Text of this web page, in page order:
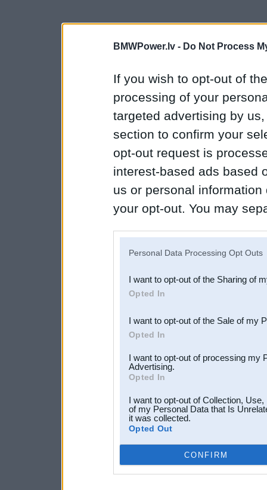
BMWPower.lv - Do Not Process
If you wish to opt-out of
processing of your
targeted advertising by
section to confirm your
opt-out request is
interest-based ads based
us or personal
your opt-out. You may
Downstream Participants
third parties.
Personal Data Processing Opt Outs
I want to opt-out of the Sharing of
Opted In
I want to opt-out of the Sale of my
Opted In
I want to opt-out of processing my
Advertising.
Opted In
I want to opt-out of Collection,
of my Personal Data that Is
it was collected.
Opted Out
CONFIRM